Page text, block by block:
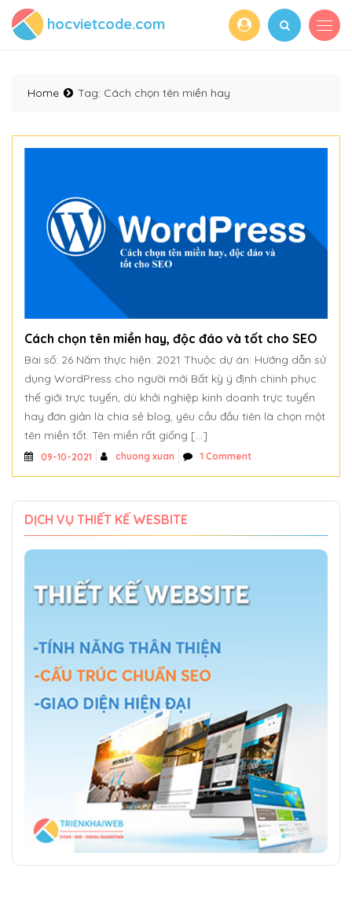
hocvietcode.com
Home Tag: Cách chọn tên miền hay
Cách chọn tên miền hay, độc đáo và tốt cho SEO
Bài số: 26 Năm thực hiện: 2021 Thuộc dự án: Hướng dẫn sử
dụng WordPress cho người mới Bất kỳ ý định chinh phục
thế giới trực tuyến, dù khởi nghiệp kinh doanh trực tuyến
hay đơn giản là chia sẻ blog, yêu cầu đầu tiên là chọn một
tên miền tốt. Tên miền rất giống […]
09-10-2021 chuong xuan 1 Comment
DỊCH VỤ THIẾT KẾ WESBITE